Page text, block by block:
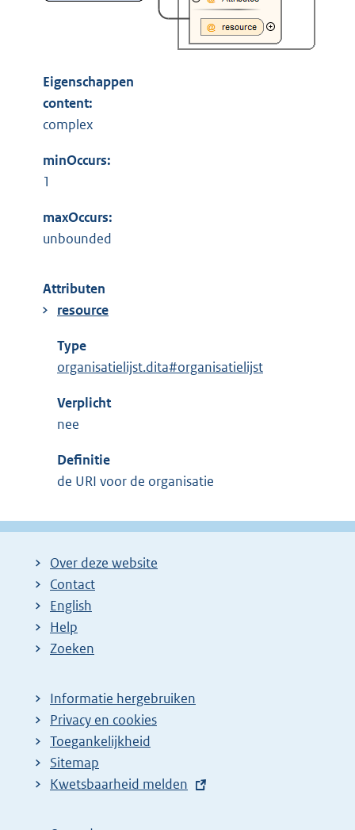
Eigenschappen
content:
complex
minOccurs:
1
maxOccurs:
unbounded
Attributen
resource
Type
organisatielijst.dita#organisatielijst
Verplicht
nee
Definitie
de URI voor de organisatie
Over deze website
Contact
English
Help
Zoeken
Informatie hergebruiken
Privacy en cookies
Toegankelijkheid
Sitemap
E
Kwetsbaarheid melden